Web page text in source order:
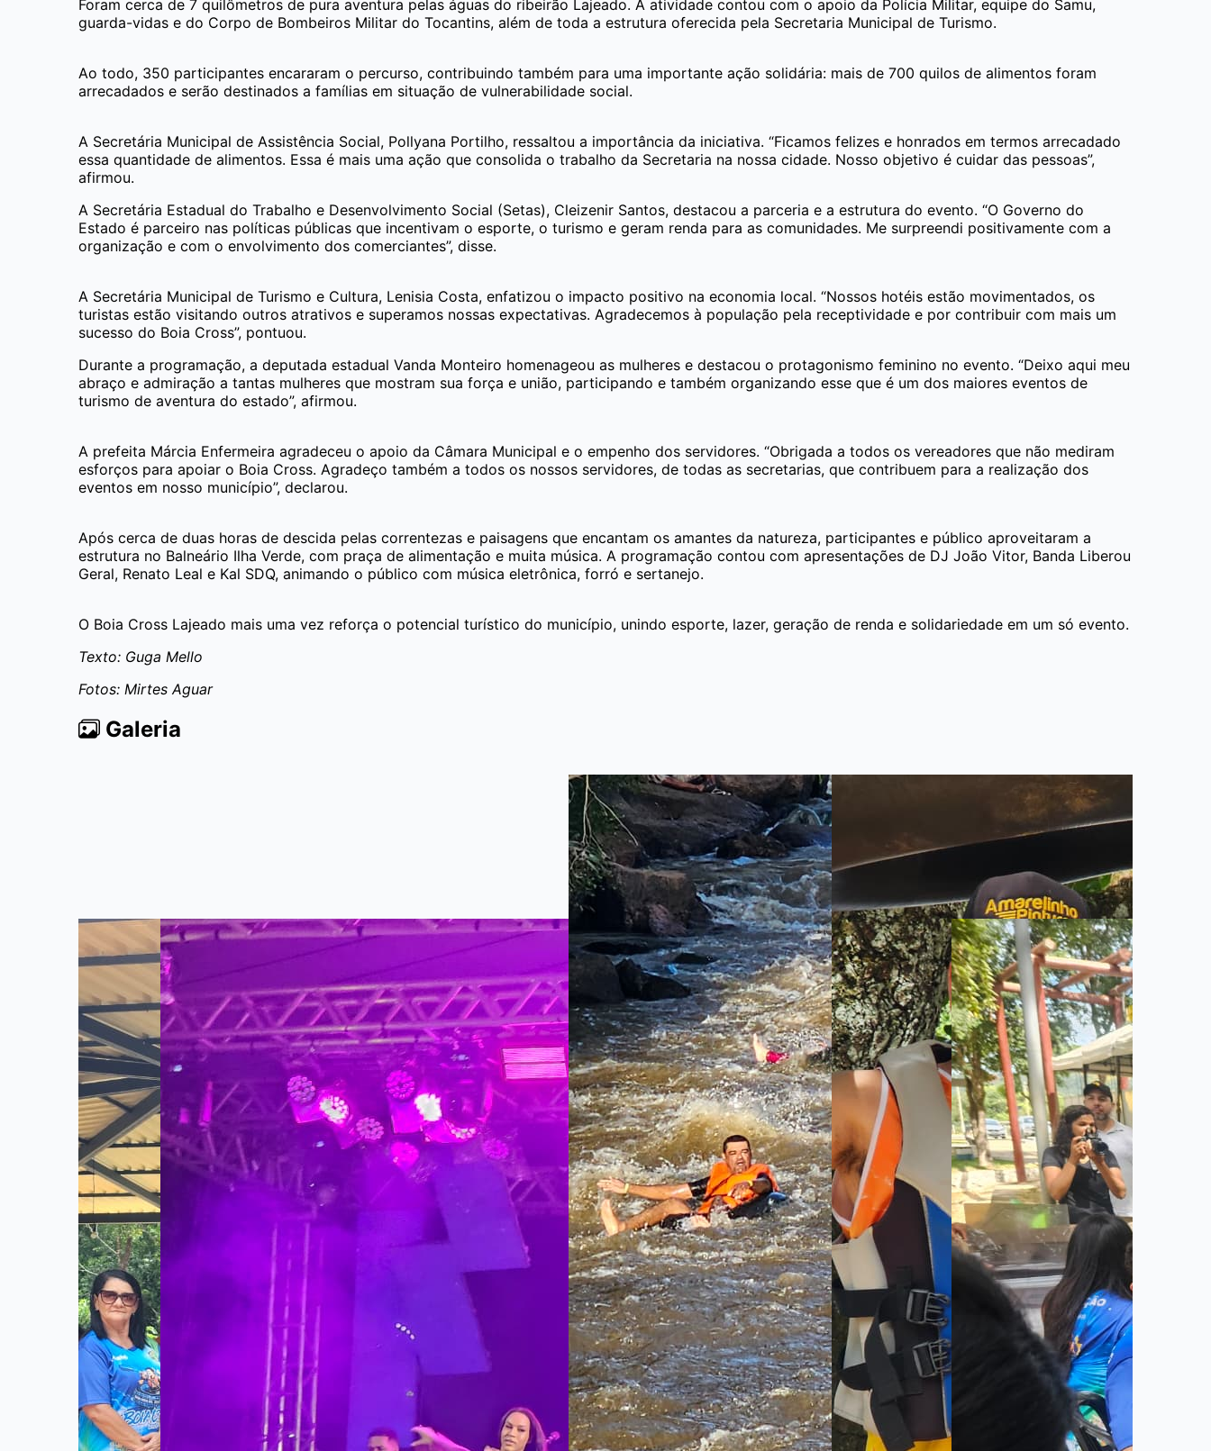
Foram cerca de 7 quilômetros de pura aventura pelas águas do ribeirão Lajeado. A atividade contou com o apoio da Polícia Militar, equipe do Samu,
guarda-vidas e do Corpo de Bombeiros Militar do Tocantins, além de toda a estrutura oferecida pela Secretaria Municipal de Turismo.
Ao todo, 350 participantes encararam o percurso, contribuindo também para uma importante ação solidária: mais de 700 quilos de alimentos foram
arrecadados e serão destinados a famílias em situação de vulnerabilidade social.
A Secretária Municipal de Assistência Social, Pollyana Portilho, ressaltou a importância da iniciativa. “Ficamos felizes e honrados em termos arrecadado
essa quantidade de alimentos. Essa é mais uma ação que consolida o trabalho da Secretaria na nossa cidade. Nosso objetivo é cuidar das pessoas”,
afirmou.
A Secretária Estadual do Trabalho e Desenvolvimento Social (Setas), Cleizenir Santos, destacou a parceria e a estrutura do evento. “O Governo do
Estado é parceiro nas políticas públicas que incentivam o esporte, o turismo e geram renda para as comunidades. Me surpreendi positivamente com a
organização e com o envolvimento dos comerciantes”, disse.
A Secretária Municipal de Turismo e Cultura, Lenisia Costa, enfatizou o impacto positivo na economia local. “Nossos hotéis estão movimentados, os
turistas estão visitando outros atrativos e superamos nossas expectativas. Agradecemos à população pela receptividade e por contribuir com mais um
sucesso do Boia Cross”, pontuou.
Durante a programação, a deputada estadual Vanda Monteiro homenageou as mulheres e destacou o protagonismo feminino no evento. “Deixo aqui meu
abraço e admiração a tantas mulheres que mostram sua força e união, participando e também organizando esse que é um dos maiores eventos de
turismo de aventura do estado”, afirmou.
A prefeita Márcia Enfermeira agradeceu o apoio da Câmara Municipal e o empenho dos servidores. “Obrigada a todos os vereadores que não mediram
esforços para apoiar o Boia Cross. Agradeço também a todos os nossos servidores, de todas as secretarias, que contribuem para a realização dos
eventos em nosso município”, declarou.
Após cerca de duas horas de descida pelas correntezas e paisagens que encantam os amantes da natureza, participantes e público aproveitaram a
estrutura no Balneário Ilha Verde, com praça de alimentação e muita música. A programação contou com apresentações de DJ João Vitor, Banda Liberou
Geral, Renato Leal e Kal SDQ, animando o público com música eletrônica, forró e sertanejo.
O Boia Cross Lajeado mais uma vez reforça o potencial turístico do município, unindo esporte, lazer, geração de renda e solidariedade em um só evento.
Texto: Guga Mello
Fotos: Mirtes Aguar
Galeria